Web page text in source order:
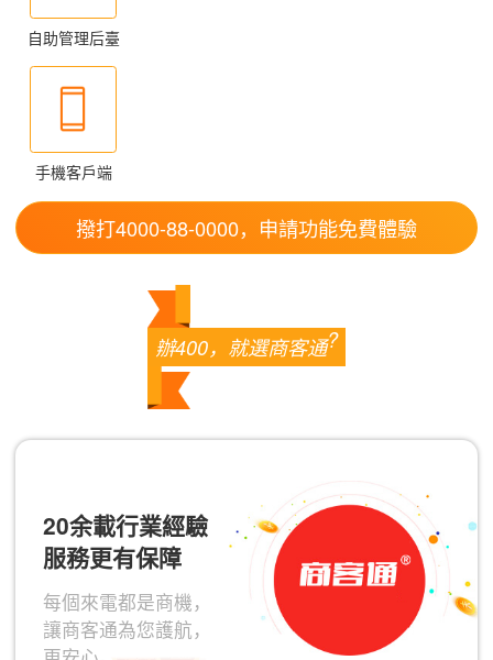
自助管理后臺
手機客戶端
撥打4000-88-0000，申請功能免費體驗
辦400，就選商客通?
20余載行業經驗
服務更有保障
每個來電都是商機，
讓商客通為您護航，